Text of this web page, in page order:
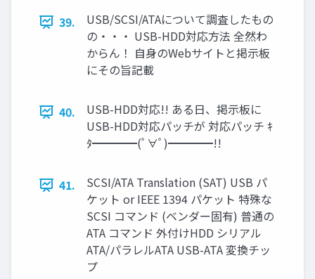
39.
USB/SCSI/ATAについて調査したもの
の・・・ USB-HDD対応方法 全然わ
からん！ 自身のWebサイトと掲示板
にその旨記載
40.
USB-HDD対応!! ある日、掲示板に
USB-HDD対応パッチが 対応パッチ ｷ
ﾀ━━━━(ﾟ∀ﾟ)━━━━!!
41.
SCSI/ATA Translation (SAT) USB パ
ケット or IEEE 1394 パケット 特殊な
SCSI コマンド (ベンダー固有) 普通の
ATA コマンド 外付けHDD シリアル
ATA/パラレルATA USB-ATA 変換チッ
プ